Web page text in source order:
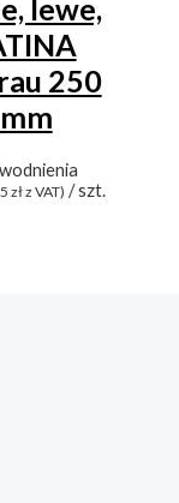
lewe,
250
złz VAT) / szt.